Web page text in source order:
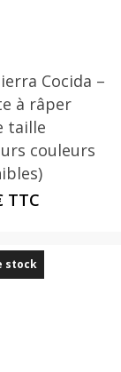
Cocida –
à râper
taille
couleurs
TTC
stock